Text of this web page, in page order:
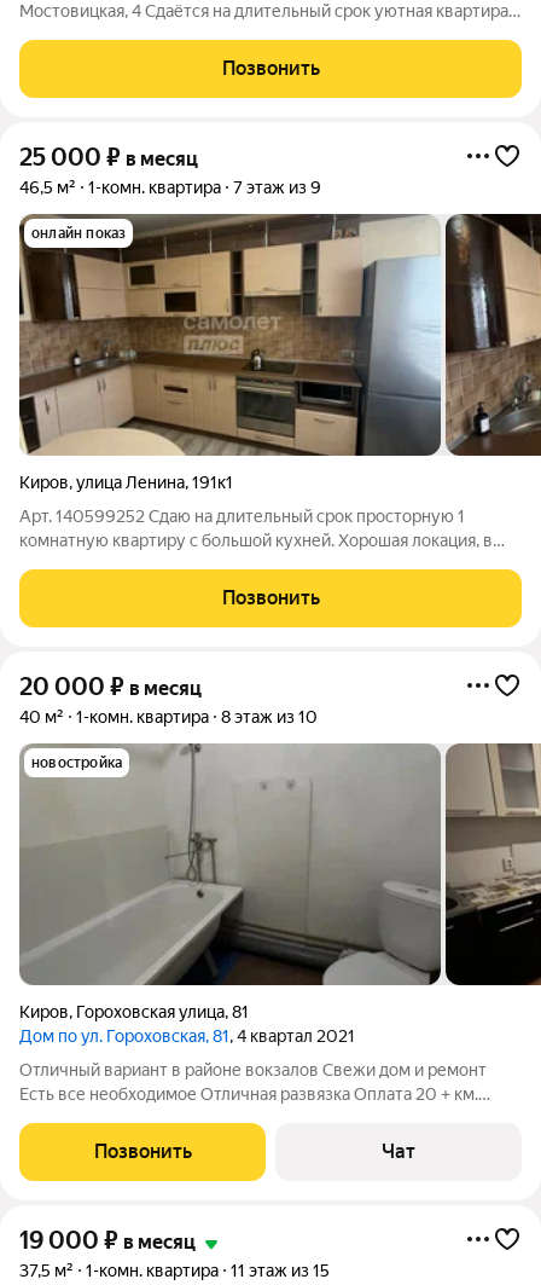
Мостовицкая, 4 Сдаётся на длительный срок уютная квартира
лоджия,выполнен аккуратный ремонт, имеется всё
необходимое для комфортного проживания.
Позвонить
25 000 ₽ в месяц
46,5 м² 1-комн. квартира 7 этаж из 9
онлайн показ
Киров,улица Ленина,191к1
Арт. 140599252 Сдаю на длительный срок просторную 1
комнатную квартиру с большой кухней. Хорошая локация, в
остановки общественного транспорта, торговые центры.
Квартира оснащена всем необходимым
Позвонить
20 000 ₽ в месяц
40 м² 1-комн. квартира 8 этаж из 10
новостройка
Киров, Гороховская улица,81
Дом по ул. Гороховская, 81, 4 квартал 2021
Отличный вариант в районе вокзалов Свежи дом и ремонт
Есть все необходимое Отличная развязка Оплата 20 + км.
Позвонить Чат
19 000 ₽ в месяц
37,5 м² 1-комн. квартира 11 этаж из 15